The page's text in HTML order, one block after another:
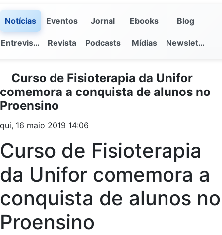
Notícias Eventos Jornal Ebooks Blog
Entrevistas Revista Podcasts Mídias Newsletter
Curso de Fisioterapia da Unifor
comemora a conquista de alunos no
Proensino
qui, 16 maio 2019 14:06
Curso de Fisioterapia
da Unifor comemora a
conquista de alunos no
Proensino